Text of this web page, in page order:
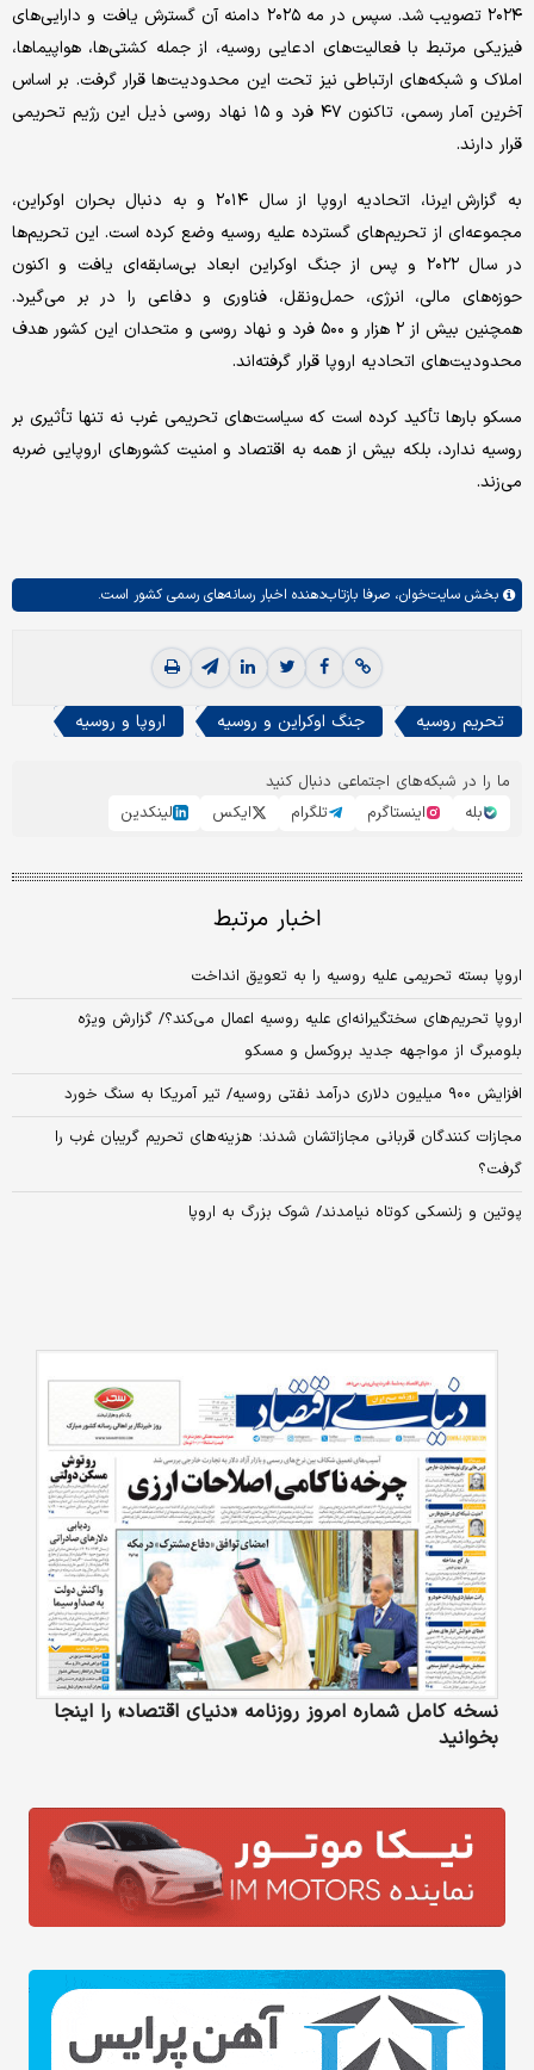
۲۰۲۴ تصویب شد. سپس در مه ۲۰۲۵ دامنه آن گسترش یافت و دارایی‌های
فیزیکی مرتبط با فعالیت‌های ادعایی روسیه، از جمله کشتی‌ها، هواپیماها،
املاک و شبکه‌های ارتباطی نیز تحت این محدودیت‌ها قرار گرفت. بر اساس
آخرین آمار رسمی، تاکنون ۴۷ فرد و ۱۵ نهاد روسی ذیل این رژیم تحریمی
قرار دارند.
به گزارش ایرنا، اتحادیه اروپا از سال ۲۰۱۴ و به دنبال بحران اوکراین،
مجموعه‌ای از تحریم‌های گسترده علیه روسیه وضع کرده است. این تحریم‌ها
در سال ۲۰۲۲ و پس از جنگ اوکراین ابعاد بی‌سابقه‌ای یافت و اکنون
حوزه‌های مالی، انرژی، حمل‌ونقل، فناوری و دفاعی را در بر می‌گیرد.
همچنین بیش از ۲ هزار و ۵۰۰ فرد و نهاد روسی و متحدان این کشور هدف
محدودیت‌های اتحادیه اروپا قرار گرفته‌اند.
مسکو بارها تأکید کرده است که سیاست‌های تحریمی غرب نه تنها تأثیری بر
روسیه ندارد، بلکه بیش از همه به اقتصاد و امنیت کشورهای اروپایی ضربه
می‌زند.
بخش سایت‌خوان، صرفا بازتاب‌دهنده اخبار رسانه‌های رسمی کشور است.
تحریم روسیه جنگ اوکراین و روسیه اروپا و روسیه
ما را در شبکه‌های اجتماعی دنبال کنید
بله
اینستاگرم تلگرام ایکس لینکدین
اخبار مرتبط
اروپا بسته تحریمی علیه روسیه را به تعویق انداخت
اروپا تحریم‌های سختگیرانه‌ای علیه روسیه اعمال می‌کند؟/ گزارش ویژه
بلومبرگ از مواجهه جدید بروکسل و مسکو
افزایش ۹۰۰ میلیون دلاری درآمد نفتی روسیه/ تیر آمریکا به سنگ خورد
مجازات کنندگان قربانی مجازاتشان شدند؛ هزینه‌های تحریم گریبان غرب را
گرفت؟
پوتین و زلنسکی کوتاه نیامدند/ شوک بزرگ به اروپا
نسخه کامل شماره امروز روزنامه «دنیای‌ اقتصاد» را اینجا
بخوانید